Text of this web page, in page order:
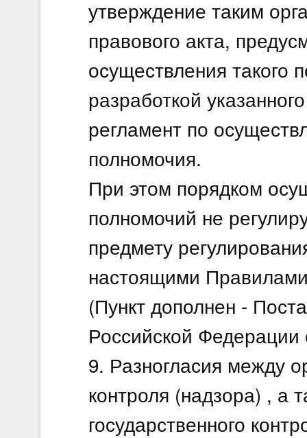
утверждение таким
правового акта,
осуществления такого
разработкой
регламент по
полномочия.
При этом порядком
полномочий не
предмету
настоящими
(Пункт дополнен -
Российской
9. Разногласия между
контроля (надзора) , а
государственного